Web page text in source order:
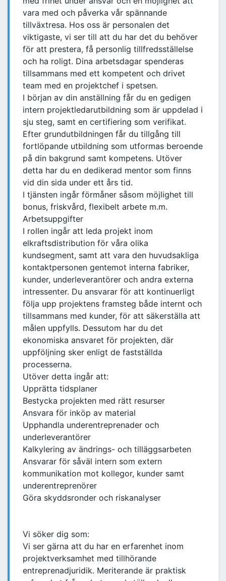
vara med och påverka vår spännande
tillväxtresa. Hos oss är personalen det
viktigaste, vi ser till att du har det du behöver
för att prestera, få personlig tillfredsställelse
och ha roligt. Dina arbetsdagar spenderas
tillsammans med ett kompetent och drivet
team med en projektchef i spetsen.
I början av din anställning får du en gedigen
intern projektledarutbildning som är uppdelad i
sju steg, samt en certifiering som verifikat.
Efter grundutbildningen får du tillgång till
fortlöpande utbildning som utformas beroende
på din bakgrund samt kompetens. Utöver
detta har du en dedikerad mentor som finns
vid din sida under ett års tid.
I tjänsten ingår förmåner såsom möjlighet till
bonus, friskvård, flexibelt arbete m.m.
Arbetsuppgifter
I rollen ingår att leda projekt inom
elkraftsdistribution för våra olika
kundsegment, samt att vara den huvudsakliga
kontaktpersonen gentemot interna fabriker,
kunder, underleverantörer och andra externa
intressenter. Du ansvarar för att kontinuerligt
följa upp projektens framsteg både internt och
tillsammans med kunder, för att säkerställa att
målen uppfylls. Dessutom har du det
ekonomiska ansvaret för projekten, där
uppföljning sker enligt de fastställda
processerna.
Utöver detta ingår att:
Upprätta tidsplaner
Bestycka projekten med rätt resurser
Ansvara för inköp av material
Upphandla underentreprenader och
underleverantörer
Kalkylering av ändrings- och tilläggsarbeten
Ansvarar för såväl intern som extern
kommunikation mot kollegor, kunder samt
underentreprenörer
Göra skyddsronder och riskanalyser
Vi söker dig som:
Vi ser gärna att du har en erfarenhet inom
projektverksamhet med tillhörande
entreprenadjuridik. Meriterande är praktisk